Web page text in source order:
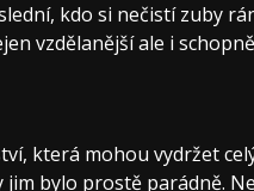
kdo si nečistí zuby
vzdělanější ale i
která mohou vydržet
bylo prostě parádně.